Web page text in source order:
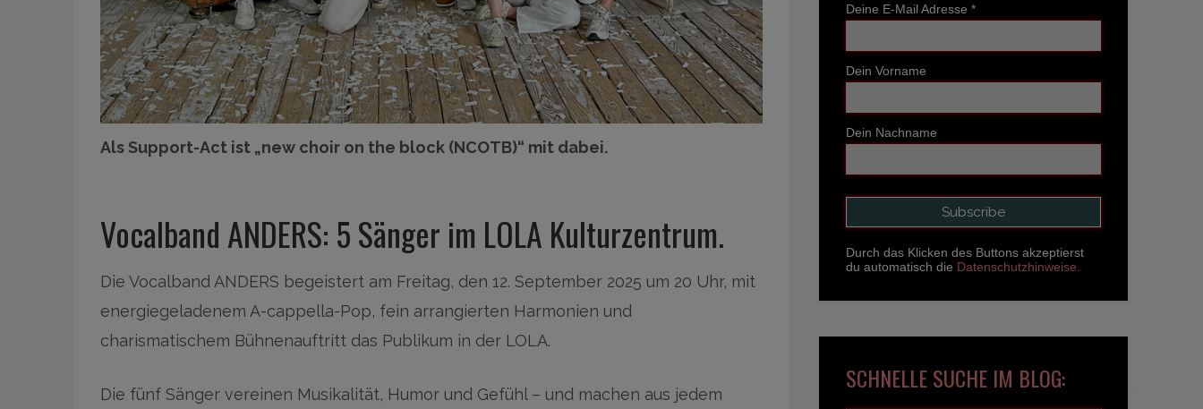
Als Support-Act ist „new choir on the block (NCOTB)“ mit dabei.
Vocalband ANDERS: 5 Sänger im LOLA Kulturzentrum.
Die Vocalband ANDERS begeistert am Freitag, den 12. September 2025 um 20 Uhr, mit
energiegeladenem A-cappella-Pop, fein arrangierten Harmonien und
charismatischem Bühnenauftritt das Publikum in der LOLA.
Die fünf Sänger vereinen Musikalität, Humor und Gefühl – und machen aus jedem
Deine E-Mail Adresse *
Dein Vorname
Dein Nachname
Durch das Klicken des Buttons akzeptierst
du automatisch die Datenschutzhinweise.
SCHNELLE SUCHE IM BLOG: